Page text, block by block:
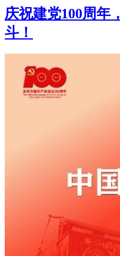
庆祝建党100周年
斗！